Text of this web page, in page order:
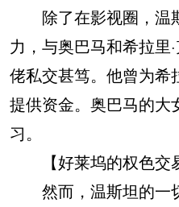
除了在影视圈，温
力，与奥巴马和希拉里
佬私交甚笃。他曾为希
提供资金。奥巴马的大
习。
【好莱坞的权色交
然而，温斯坦的一